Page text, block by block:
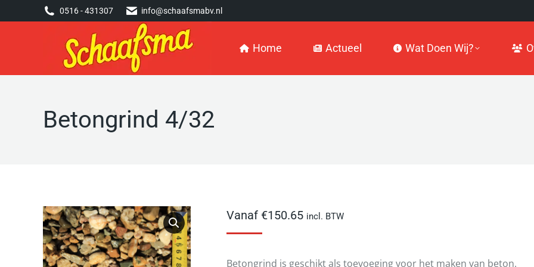
0516 - 431307 info@schaafsmabv.nl
Home Actueel Wat Doen Wij?
Betongrind 4/32
Vanaf €150.65 incl. BTW
Betongrind is geschikt als toevoeging voor het maken van beton.
0516 - 431307 info@schaafsmabv.nl